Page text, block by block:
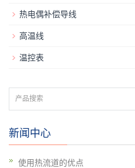
热电偶补偿导线
高温线
温控表
新闻中心
使用热流道的优点